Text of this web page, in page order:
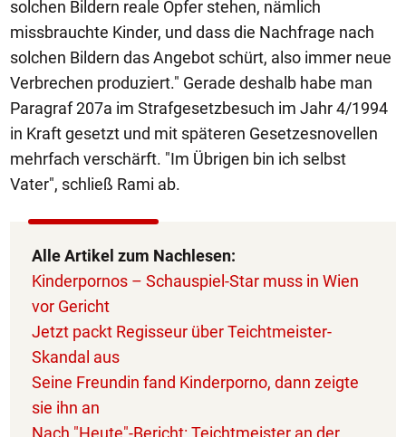
solchen Bildern reale Opfer stehen, nämlich
missbrauchte Kinder, und dass die Nachfrage nach
solchen Bildern das Angebot schürt, also immer neue
Verbrechen produziert." Gerade deshalb habe man
Paragraf 207a im Strafgesetzbesuch im Jahr 4/1994
in Kraft gesetzt und mit späteren Gesetzesnovellen
mehrfach verschärft. "Im Übrigen bin ich selbst
Vater", schließ Rami ab.
Alle Artikel zum Nachlesen:
Kinderpornos – Schauspiel-Star muss in Wien
vor Gericht
Jetzt packt Regisseur über Teichtmeister-
Skandal aus
Seine Freundin fand Kinderporno, dann zeigte
sie ihn an
Nach "Heute"-Bericht: Teichtmeister an der